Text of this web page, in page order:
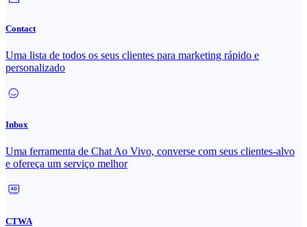
Contact
Uma lista de todos os seus clientes para marketing rápido e
personalizado
Inbox
Uma ferramenta de Chat Ao Vivo, converse com seus clientes-alvo
e ofereça um serviço melhor
CTWA